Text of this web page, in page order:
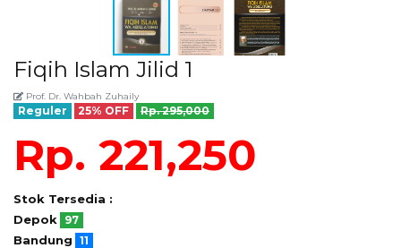
Fiqih Islam Jilid 1
Prof. Dr. Wahbah Zuhaily
Reguler 25% OFF Rp. 295,000
Rp. 221,250
Stok Tersedia :
Depok
97
Bandung 11